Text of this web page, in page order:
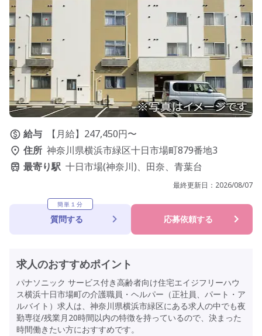
給与
【月給】247,450円〜
住所 神奈川県横浜市緑区十日市場町879番地3
最寄り駅 十日市場(神奈川)、田奈、青葉台
最終更新日： 2026/08/07
簡単１分
質問する 応募依頼する
求人のおすすめポイント
パナソニック サービス付き高齢者向け住宅エイジフリーハウ
ス横浜十日市場町の介護職員・ヘルパー（正社員、パート・ア
ルバイト）求人は、神奈川県横浜市緑区にある求人の中でも夜
勤専従/残業月20時間以内の特徴を持っているので、決まった
時間働きたい方におすすめです。